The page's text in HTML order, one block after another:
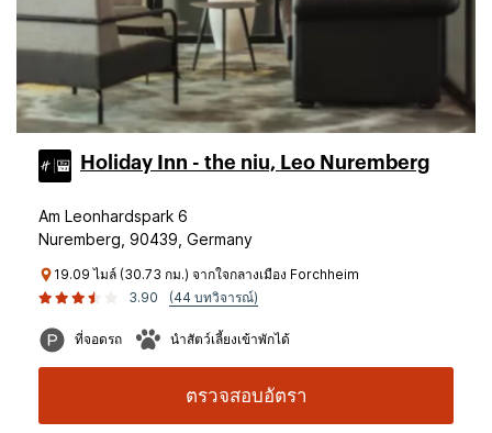
Holiday Inn - the niu, Leo Nuremberg
Am Leonhardspark 6
Nuremberg, 90439, Germany
19.09 ไมล์ (30.73 กม.) จากใจกลางเมือง Forchheim
3.90
(44 บทวิจารณ์)
ที่จอดรถ นำสัตว์เลี้ยงเข้าพักได้
ตรวจสอบอัตรา